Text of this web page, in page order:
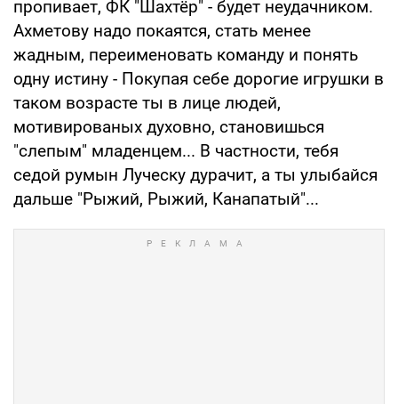
пропивает, ФК "Шахтёр" - будет неудачником.
Ахметову надо покаятся, стать менее
жадным, переименовать команду и понять
одну истину - Покупая себе дорогие игрушки в
таком возрасте ты в лице людей,
мотивированых духовно, становишься
"слепым" младенцем... В частности, тебя
седой румын Луческу дурачит, а ты улыбайся
дальше "Рыжий, Рыжий, Канапатый"...